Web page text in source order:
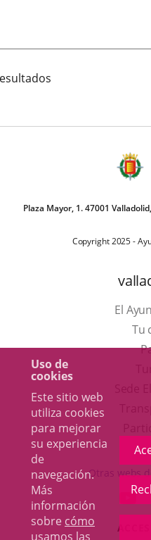
Uso de
cookies
Este sitio web
utiliza cookies
para mejorar
su experiencia
de
navegación.
Más
información
sobre cómo
usamos las
del
Plaza Mayor, 1. 47001
Copyright 2025 -
El
Tu
Otras webs
A